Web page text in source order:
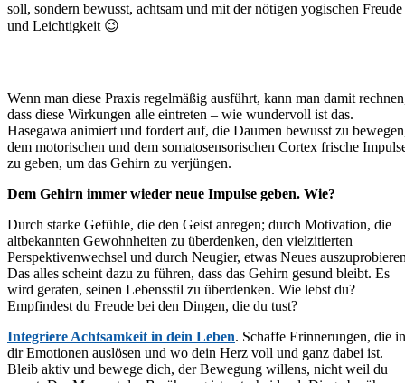
soll, sondern bewusst, achtsam und mit der nötigen yogischen Freude
und Leichtigkeit 😉
Wenn man diese Praxis regelmäßig ausführt, kann man damit
dass diese Wirkungen alle eintreten – wie wundervoll ist das.
Hasegawa animiert und fordert auf, die Daumen bewusst zu
dem motorischen und dem somatosensorischen Cortex frische
zu geben, um das Gehirn zu verjüngen.
Dem Gehirn immer wieder neue Impulse geben. Wie?
Durch starke Gefühle, die den Geist anregen; durch Motivation, die
altbekannten Gewohnheiten zu überdenken, den vielzitierten
Perspektivenwechsel und durch Neugier, etwas Neues
Das alles scheint dazu zu führen, dass das Gehirn gesund bleibt. Es
wird geraten, seinen Lebensstil zu überdenken. Wie lebst du?
Empfindest du Freude bei den Dingen, die du tust?
Integriere Achtsamkeit in dein Leben. Schaffe Erinnerungen, die in
dir Emotionen auslösen und wo dein Herz voll und ganz dabei ist.
Bleib aktiv und bewege dich, der Bewegung willens, nicht weil du